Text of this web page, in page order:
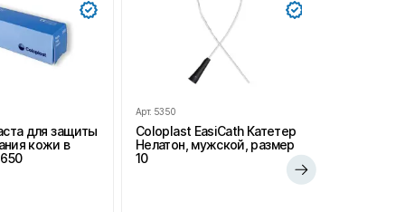
для защиты
кожи в
Арт. 5350
Coloplast EasiCath Катетер
Нелатон, мужской, размер
10